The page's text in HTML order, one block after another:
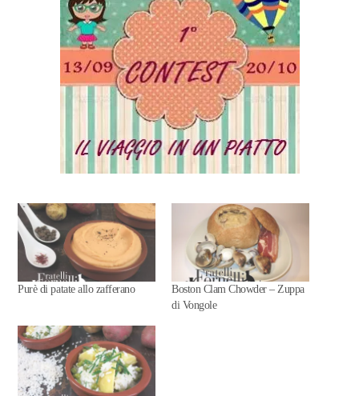
Purè di patate allo zafferano
Boston Clam Chowder – Zuppa
di Vongole